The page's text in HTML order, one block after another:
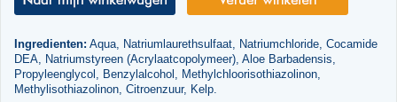
Ingredienten: Aqua, Natriumlaurethsulfaat, Natriumchloride, Cocamide
DEA, Natriumstyreen (Acrylaatcopolymeer), Aloe Barbadensis,
Propyleenglycol, Benzylalcohol, Methylchloorisothiazolinon,
Methylisothiazolinon, Citroenzuur, Kelp.